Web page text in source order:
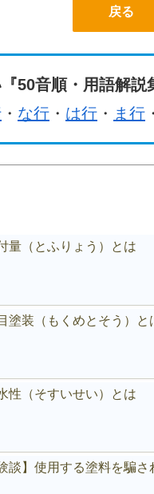
戻る
50音順・用語解説
・ な行 ・ は行 ・ ま行 ・
量（とふりょう）とは
塗装（もくめとそう）と
性（そすいせい）とは
談】使用する塗料を騙